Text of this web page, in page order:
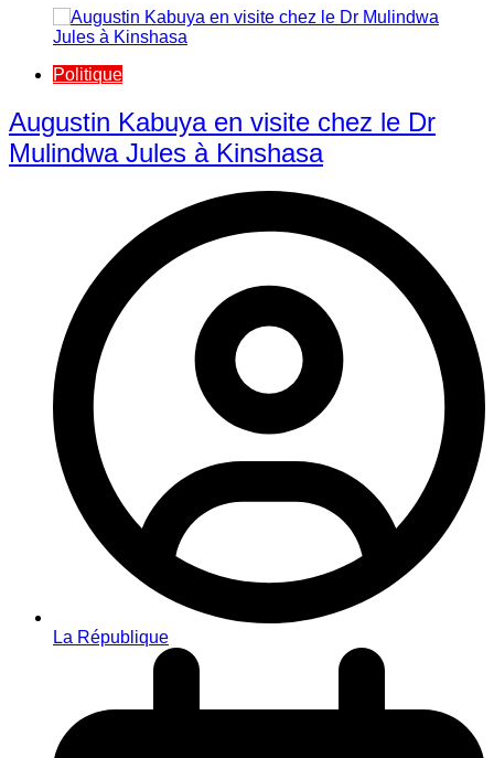
Politique
Augustin Kabuya en visite chez le Dr
Mulindwa Jules à Kinshasa
La République